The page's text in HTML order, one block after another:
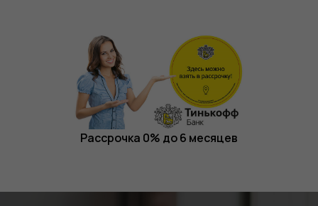
Рассрочка 0% до 6 месяцев